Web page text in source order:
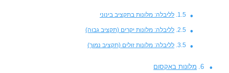
לליבלה: מלונות בתקציב בינוני
לליבלה: מלונות יקרים (תקציב גבוה)
לליבלה: מלונות זולים (תקציב נמוך)
מלונות באקסום